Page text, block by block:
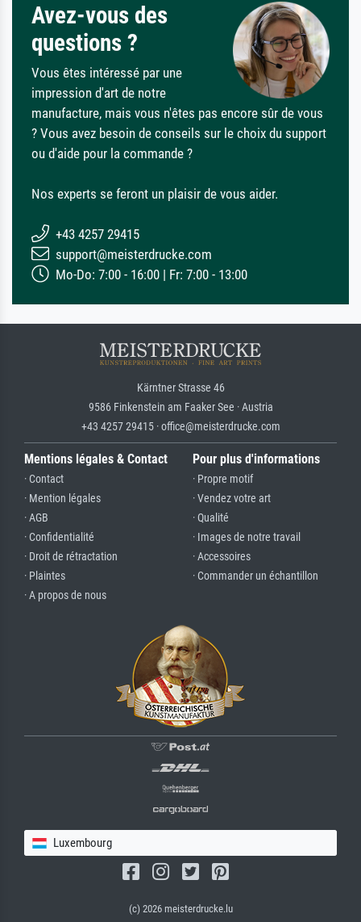
Avez-vous des
questions ?
Vous êtes intéressé par une
impression d'art de notre
manufacture, mais vous n'êtes pas encore sûr de vous
? Vous avez besoin de conseils sur le choix du support
ou d'aide pour la commande ?
Nos experts se feront un plaisir de vous aider.
+43 4257 29415
support@meisterdrucke.com
Mo-Do: 7:00 - 16:00 | Fr: 7:00 - 13:00
Kärntner Strasse 46
9586 Finkenstein am Faaker See · Austria
+43 4257 29415 · office@meisterdrucke.com
Mentions légales & Contact
· Contact
· Mention légales
· AGB
· Confidentialité
· Droit de rétractation
· Plaintes
· A propos de nous
Pour plus d'informations
· Propre motif
· Vendez votre art
· Qualité
· Images de notre travail
· Accessoires
· Commander un échantillon
Luxembourg
(c) 2026 meisterdrucke.lu